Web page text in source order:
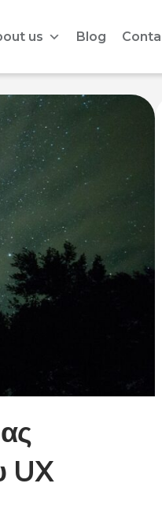
us Blog
UX